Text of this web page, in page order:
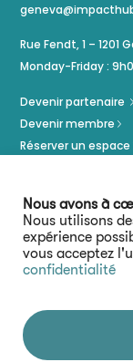
Nous avons à
Nous utilisons
expérience
vous acceptez
confidentialité
Rue Fendt, 1 – 1201
Monday-Friday :
Devenir partenaire
Devenir membre
Réserver un espace
Restez connecté